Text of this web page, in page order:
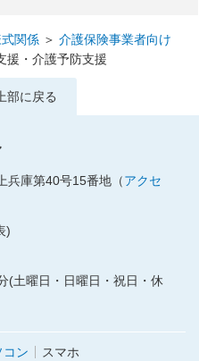
関係 ＞ 介護保険事業者向け
援・介護予防支援
部に戻る
兵庫第40号15番地（アクセ
)
(土曜日・日曜日・祝日・休
コン スマホ